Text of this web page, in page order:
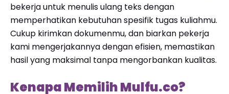
bekerja untuk menulis ulang teks dengan
memperhatikan kebutuhan spesifik tugas kuliahmu.
Cukup kirimkan dokumenmu, dan biarkan pekerja
kami mengerjakannya dengan efisien, memastikan
hasil yang maksimal tanpa mengorbankan kualitas.
Kenapa Memilih Mulfu.co?